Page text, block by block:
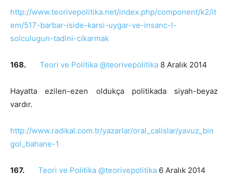
http://www.teorivepolitika.net/index.php/component/k2/it
em/517-barbar-iside-karsi-uygar-ve-insanc-l-
solculugun-tadini-cikarmak
168. Teori ve Politika @teorivepolitika 8 Aralık 2014
Hayatta ezilen-ezen oldukça politikada siyah-beyaz
vardır.
http://www.radikal.com.tr/yazarlar/oral_calislar/yavuz_bin
gol_bahane-1
167. Teori ve Politika @teorivepolitika 6 Aralık 2014